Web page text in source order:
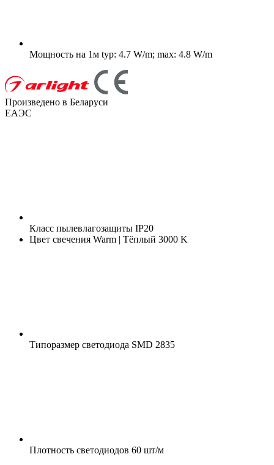
Мощность на 1м typ: 4.7 W/m; max: 4.8 W/m
Произведено в Беларуси
ЕАЭС
Класс пылевлагозащиты IP20
Цвет свечения Warm | Тёплый 3000 K
Типоразмер светодиода SMD 2835
Плотность светодиодов 60 шт/м